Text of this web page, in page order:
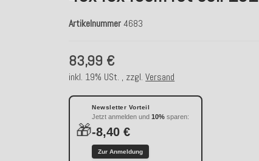
Artikelnummer4683
83,99 €
inkl. 19% USt. , zzgl.Versand
🎁
Newsletter Vorteil
Jetzt anmelden und10% sparen:
-8,40 €
Zur Anmeldung